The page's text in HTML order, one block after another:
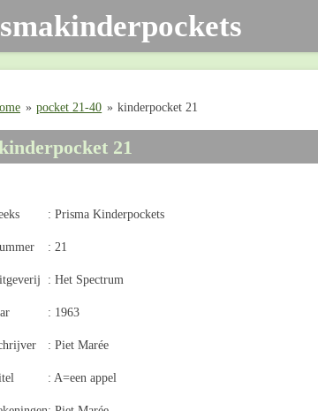
» pocket 21-40 » kinderpocket 21
21
: Prisma Kinderpockets
: 21
: Het Spectrum
: 1963
: Piet Marée
: A=een appel